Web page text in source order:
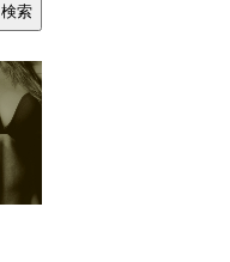
検索